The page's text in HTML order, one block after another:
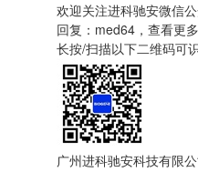
欢迎关注进科驰安微信
回复：med64，查看更
长按/扫描以下二维码可
广州进科驰安科技有限